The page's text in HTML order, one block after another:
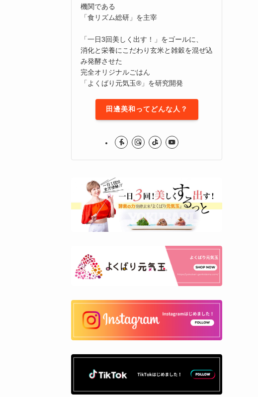
機関である
「食リズム総研」を主宰
「一日3回美しく出す！」をゴールに、
消化と栄養にこだわり玄米と雑穀を混ぜ込
み発酵させた
完全オリジナルごはん
「よくばり元気玉®」を研究開発
田邊美和ってどんな人？